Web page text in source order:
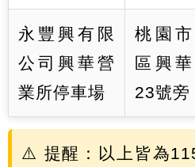
永豐興有限
公司興華營
業所停車場
桃園
區興
23號旁
⚠️ 提醒：以上皆為